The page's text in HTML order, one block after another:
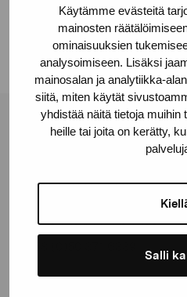
Käytämme evästeitä
mainosten
ominaisuuksien
analysoimiseen. Lisäksi
mainosalan ja analytiikka-
siitä, miten käytät
yhdistää näitä tietoja muihin
heille tai joita on kerätty,
Salli
Linkedin
Pro Artibus
Gustav Wasas gata 11
proartibus@proartibus.fi